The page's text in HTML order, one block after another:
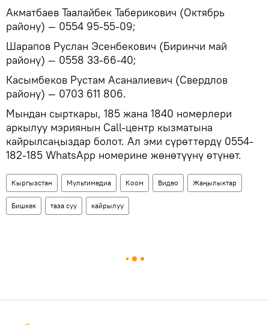
Акматбаев Таалайбек Таберикович (Октябрь
району) — 0554 95-55-09;
Шарапов Руслан Эсенбекович (Биринчи май
району) — 0558 33-66-40;
Касымбеков Рустам Асаналиевич (Свердлов
району) — 0703 611 806.
Мындан сырткары, 185 жана 1840 номерлери
аркылуу мэриянын Call-центр кызматына
кайрылсаңыздар болот. Ал эми сүрөттөрдү 0554-
182-185 WhatsApp номерине жөнөтүүнү өтүнөт.
Кыргызстан Мультимедиа Коом Видео Жаңылыктар
Бишкек таза суу кайрылуу